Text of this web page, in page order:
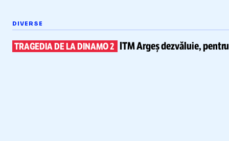
DIVERSE
TRAGEDIA DE LA DINAMO 2 ITM Argeș dezvăluie,